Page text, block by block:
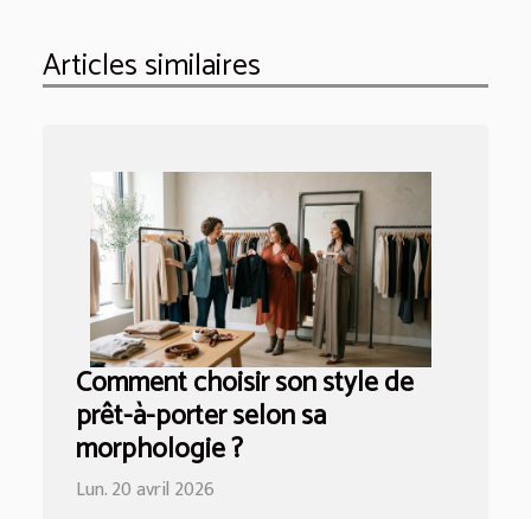
Articles similaires
Comment choisir son style de
prêt-à-porter selon sa
morphologie ?
Lun. 20 avril 2026